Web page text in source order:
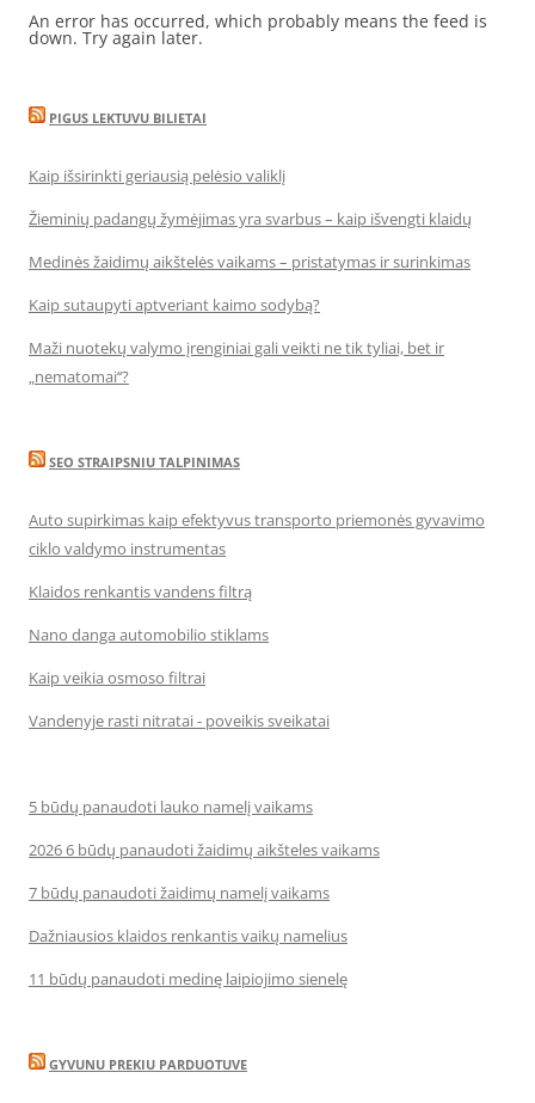
An error has occurred, which probably means the feed is
down. Try again later.
PIGUS LEKTUVU BILIETAI
Kaip išsirinkti geriausią pelėsio valiklį
Žieminių padangų žymėjimas yra svarbus – kaip išvengti klaidų
Medinės žaidimų aikštelės vaikams – pristatymas ir surinkimas
Kaip sutaupyti aptveriant kaimo sodybą?
Maži nuotekų valymo įrenginiai gali veikti ne tik tyliai, bet ir
„nematomai‘‘?
SEO STRAIPSNIU TALPINIMAS
Auto supirkimas kaip efektyvus transporto priemonės gyvavimo
ciklo valdymo instrumentas
Klaidos renkantis vandens filtrą
Nano danga automobilio stiklams
Kaip veikia osmoso filtrai
Vandenyje rasti nitratai - poveikis sveikatai
5 būdų panaudoti lauko namelį vaikams
2026 6 būdų panaudoti žaidimų aikšteles vaikams
7 būdų panaudoti žaidimų namelį vaikams
Dažniausios klaidos renkantis vaikų namelius
11 būdų panaudoti medinę laipiojimo sienelę
GYVUNU PREKIU PARDUOTUVE